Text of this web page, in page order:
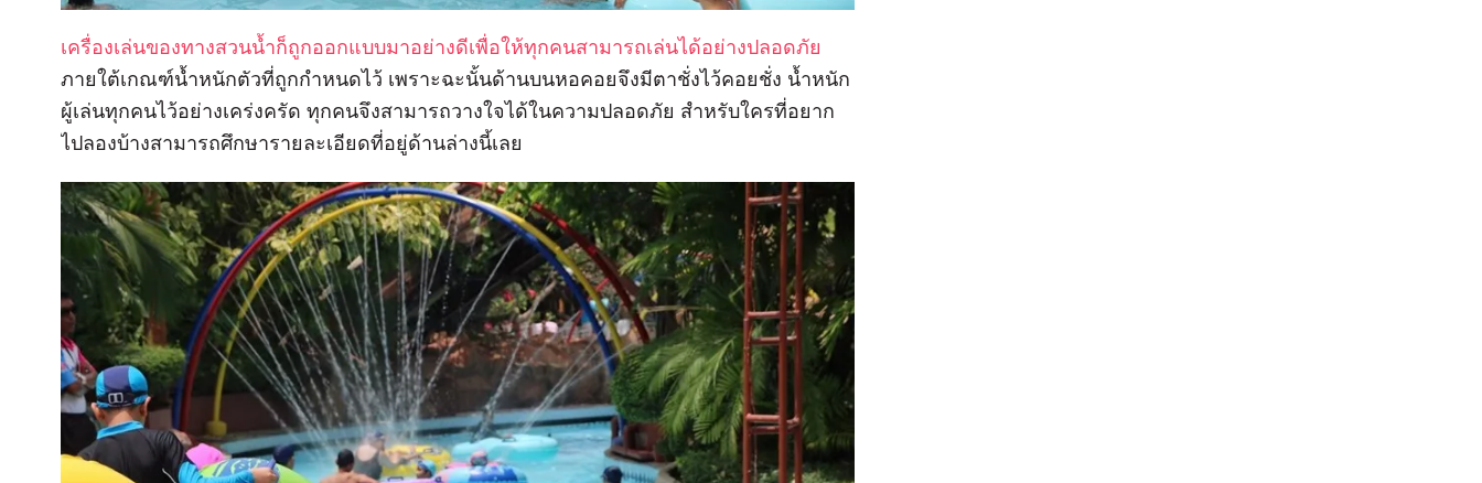
เครื่องเล่นของทางสวนน้ำก็ถูกออกแบบมาอย่างดีเพื่อให้ทุกคนสามารถเล่นได้อย่างปลอดภัย
ภายใต้เกณฑ์น้ำหนักตัวที่ถูกกำหนดไว้ เพราะฉะนั้นด้านบนหอคอยจึงมีตาชั่งไว้คอยชั่ง น้ำหนัก
ผู้เล่นทุกคนไว้อย่างเคร่งครัด ทุกคนจึงสามารถวางใจได้ในความปลอดภัย สำหรับใครที่อยาก
ไปลองบ้างสามารถศึกษารายละเอียดที่อยู่ด้านล่างนี้เลย